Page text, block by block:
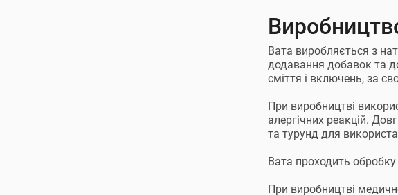
Вата виробляється з
додавання добавок та
сміття і включень, за
При виробництві
алергічних реакцій.
та турунд для
Вата проходить
При виробництві